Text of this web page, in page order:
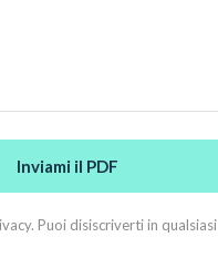
Inviami il PDF
Puoi disiscriverti in qualsiasi